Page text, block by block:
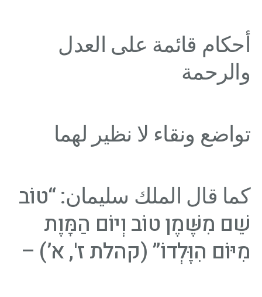
أحكام قائمة على العدل
والرحمة
تواضع ونقاء لا نظير لهما
كما قال الملك سليمان: “טוֹב
שֵׁם מִשֶּׁמֶן טוֹב וְיוֹם הַמָּוֶת
מִיּוֹם הִוָּלְדוֹ” (קהלת ז', א’) –